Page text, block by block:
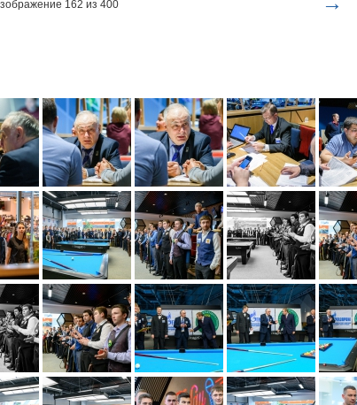
162 из 400